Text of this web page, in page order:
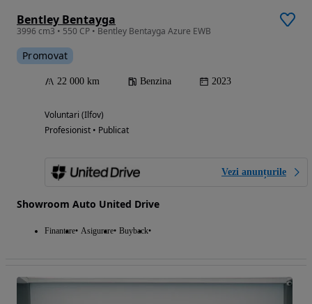
Bentley Bentayga
3996 cm3 • 550 CP • Bentley Bentayga Azure EWB
Promovat
22 000 km Benzina 2023
Voluntari (Ilfov)
Profesionist • Publicat
Vezi anunțurile
Showroom Auto United Drive
Finantare Asigurare Buyback